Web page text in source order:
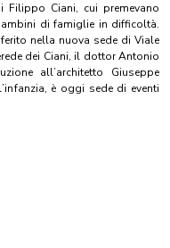
Filippo Ciani, cui premevano
di famiglie in difficoltà.
nella nuova sede di Viale
dei Ciani, il dottor Antonio
all’architetto Giuseppe
è oggi sede di eventi